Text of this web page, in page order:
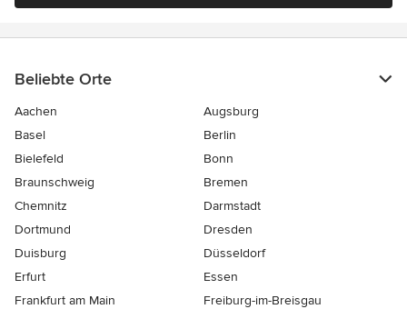
Beliebte Orte
Aachen
Augsburg
Basel
Berlin
Bielefeld
Bonn
Braunschweig
Bremen
Chemnitz
Darmstadt
Dortmund
Dresden
Duisburg
Düsseldorf
Erfurt
Essen
Frankfurt am Main
Freiburg-im-Breisgau